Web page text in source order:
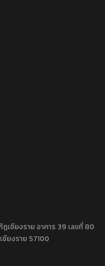
เชียงราย อาคาร 39 เลขที่ 80
ยงราย 57100